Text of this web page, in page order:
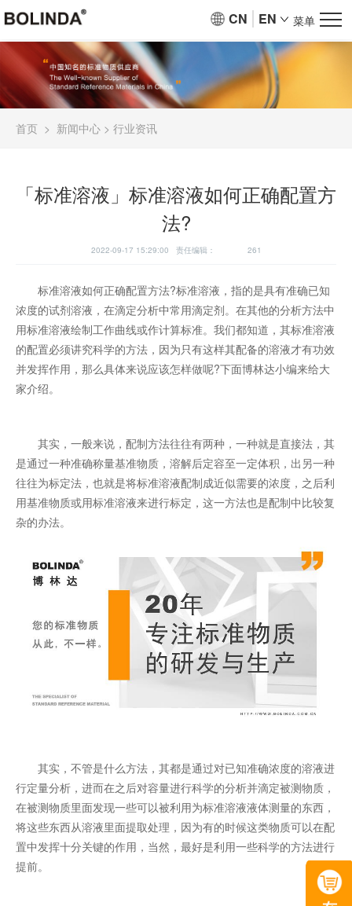
CN EN 菜单
首页 > 新闻中心 > 行业资讯
「标准溶液」标准溶液如何正确配置方
法?
2022-09-17 15:29:00 责任编辑： 261
标准溶液如何正确配置方法?标准溶液，指的是具有准确已知
浓度的试剂溶液，在滴定分析中常用滴定剂。在其他的分析方法中
用标准溶液绘制工作曲线或作计算标准。我们都知道，其标准溶液
的配置必须讲究科学的方法，因为只有这样其配备的溶液才有功效
并发挥作用，那么具体来说应该怎样做呢?下面博林达小编来给大
家介绍。
其实，一般来说，配制方法往往有两种，一种就是直接法，其
是通过一种准确称量基准物质，溶解后定容至一定体积，出另一种
往往为标定法，也就是将标准溶液配制成近似需要的浓度，之后利
用基准物质或用标准溶液来进行标定，这一方法也是配制中比较复
杂的办法。
其实，不管是什么方法，其都是通过对已知准确浓度的溶液进
行定量分析，进而在之后对容量进行科学的分析并滴定被测物质，
在被测物质里面发现一些可以被利用为标准溶液液体测量的东西，
将这些东西从溶液里面提取处理，因为有的时候这类物质可以在配
置中发挥十分关键的作用，当然，最好是利用一些科学的方法进行
提前。